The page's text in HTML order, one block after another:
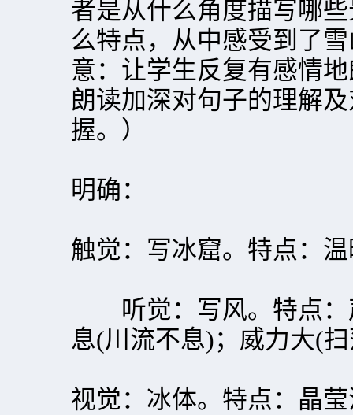
者是从什么角度描写哪
么特点，从中感受到了
意：让学生反复有感情
朗读加深对句子的理解
握。）
明确：
触觉：写冰窟。特点：
听觉：写风。特点：
息(川流不息)；威力大(
视觉：冰体。特点：晶